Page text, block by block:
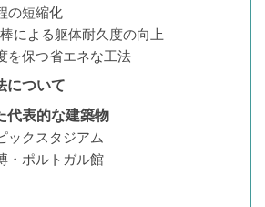
の短縮化
による躯体耐久度の向上
を保つ省エネな工法
について
代表的な建築物
ックスタジアム
・ポルトガル館